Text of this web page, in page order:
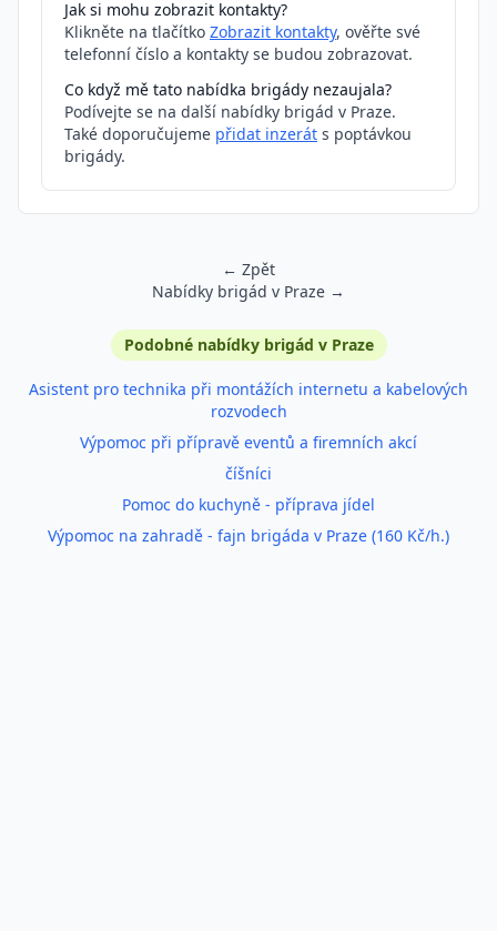
Jak si mohu zobrazit kontakty?
Klikněte na tlačítko Zobrazit kontakty, ověřte své
telefonní číslo a kontakty se budou zobrazovat.
Co když mě tato nabídka brigády nezaujala?
Podívejte se na další nabídky brigád v Praze.
Také doporučujeme přidat inzerát s poptávkou
brigády.
← Zpět
Nabídky brigád v Praze →
Podobné inzerátyPodobné nabídky brigád v Praze
Asistent pro technika při montážích internetu a kabelových
rozvodech
Výpomoc při přípravě eventů a firemních akcí
číšníci
Pomoc do kuchyně - příprava jídel
Výpomoc na zahradě - fajn brigáda v Praze (160 Kč/h.)